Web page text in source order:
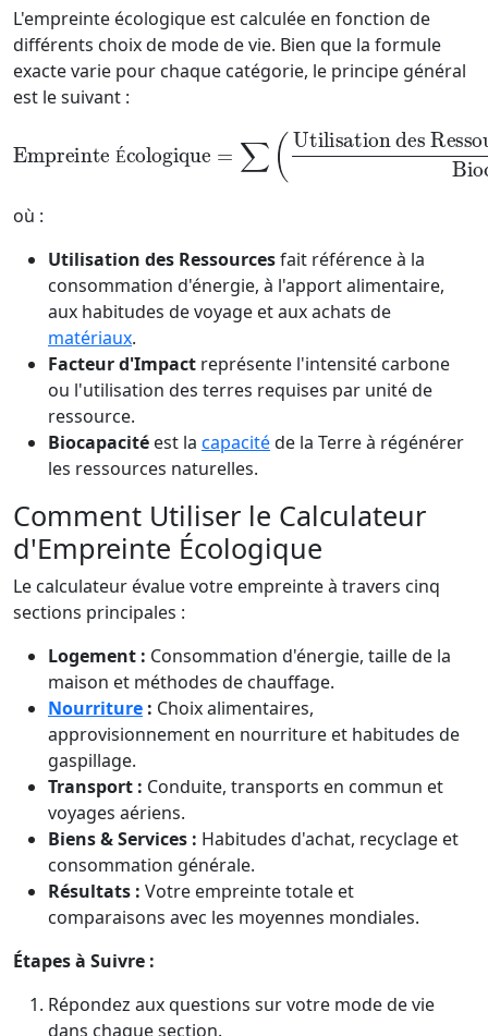
L'empreinte écologique est calculée en fonction de
différents choix de mode de vie. Bien que la formule
exacte varie pour chaque catégorie, le principe général
est le suivant :
É
∑(
Facteur d'ImpactBiocapacité)
où :
Utilisation des Ressourcesfait référence à la
consommation d'énergie, à l'apport alimentaire,
aux habitudes de voyage et aux achats de
matériaux.
Facteur d'Impact représente l'intensité carbone
ou l'utilisation des terres requises par unité de
ressource.
Biocapacité est la capacitéde la Terre à régénérer
les ressources naturelles.
Comment Utiliser le Calculateur
d'Empreinte Écologique
Le calculateur évalue votre empreinte à travers cinq
sections principales :
Logement : Consommation d'énergie, taille de la
maison et méthodes de chauffage.
Nourriture : Choix alimentaires,
approvisionnement en nourriture et habitudes de
gaspillage.
Transport : Conduite, transports en commun et
voyages aériens.
Biens & Services : Habitudes d'achat, recyclage et
consommation générale.
Résultats : Votre empreinte totale et
comparaisons avec les moyennes mondiales.
Étapes à Suivre :
Répondez aux questions sur votre mode de vie
dans chaque section.